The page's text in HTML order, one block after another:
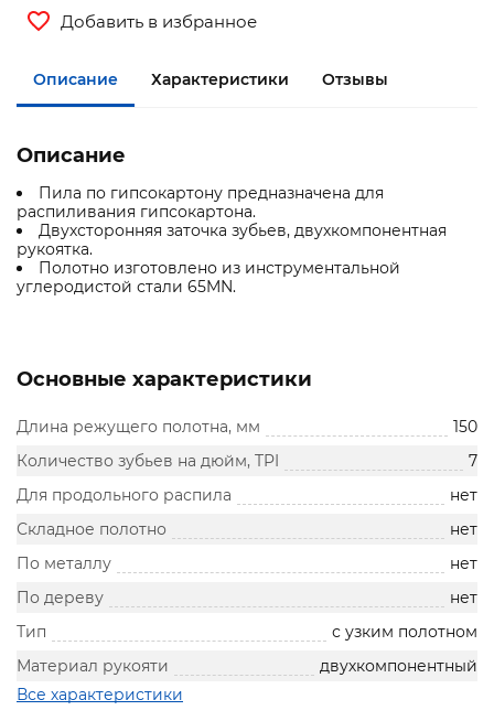
Добавить в избранное
Описание Характеристики Отзывы
Описание
Пила по гипсокартону предназначена для
распиливания гипсокартона.
Двухсторонняя заточка зубьев, двухкомпонентная
рукоятка.
Полотно изготовлено из инструментальной
углеродистой стали 65MN.
Основные характеристики
Длина режущего полотна, мм
150
Количество зубьев на дюйм, TPI
7
Для продольного распила
нет
Складное полотно
нет
По металлу
нет
По дереву
нет
Тип
с узким полотном
Материал рукояти
двухкомпонентный
Все характеристики